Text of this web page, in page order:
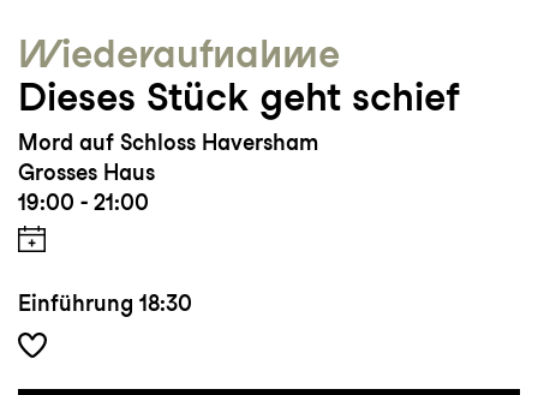
Wieder­aufnahme
Dieses Stück geht schief
Mord auf Schloss Haversham
Grosses Haus
19:00 - 21:00
Einführung 18:30